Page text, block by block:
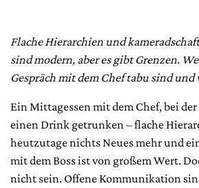
Flache Hierarchien und
sind modern, aber es gibt Grenzen.
Gespräch mit dem Chef tabu sind
Ein Mittagessen mit dem Chef, bei
einen Drink getrunken – flache
heutzutage nichts Neues mehr und
mit dem Boss ist von großem Wert.
nicht sein. Offene Kommunikation